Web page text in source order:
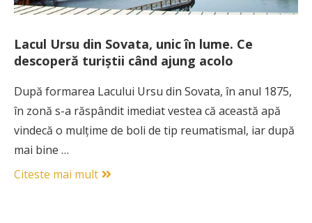
Lacul Ursu din Sovata, unic în lume. Ce
descoperă turiștii când ajung acolo
După formarea Lacului Ursu din Sovata, în anul 1875,
în zonă s-a răspândit imediat vestea că această apă
vindecă o mulțime de boli de tip reumatismal, iar după
mai bine …
Citeste mai mult